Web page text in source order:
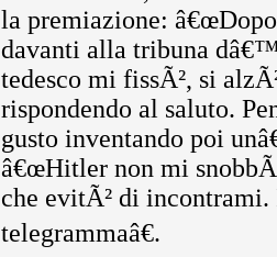
la premiazione:
davanti alla tribuna
tedesco mi fissÃ², si
rispondendo al saluto.
gusto inventando poi
â€œHitler non mi
che evitÃ² di
telegrammaâ€.